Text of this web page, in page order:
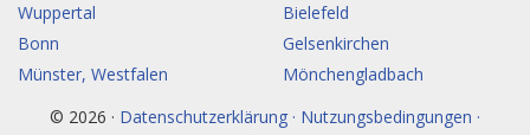
Wuppertal
Bielefeld
Bonn
Gelsenkirchen
Münster, Westfalen
Mönchengladbach
© 2026 · Datenschutzerklärung · Nutzungsbedingungen ·